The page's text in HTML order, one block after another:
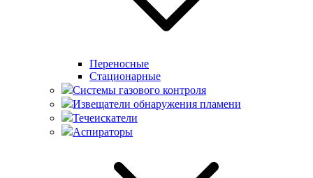
Переносные
Стационарные
Системы газового контроля
Извещатели обнаружения пламени
Течеискатели
Аспираторы